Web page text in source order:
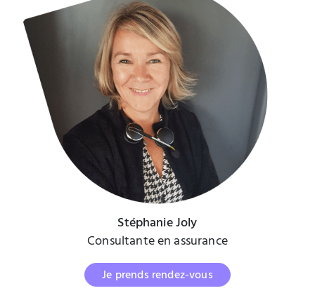
Stéphanie Joly
Consultante en assurance
Je prends rendez-vous